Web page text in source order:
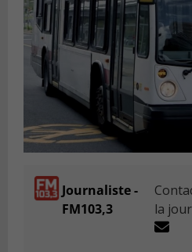
Journaliste -
FM103,3
la